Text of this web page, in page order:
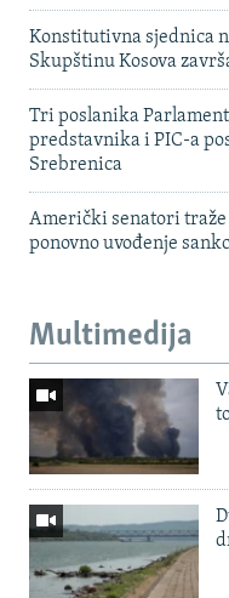
Konstitutivna sjednica
Skupštinu Kosova
Tri poslanika
predstavnika i PIC-a
Srebrenica
Američki senatori
ponovno uvođenje
Multimedija